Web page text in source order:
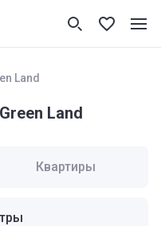
Land
Land
Квартиры